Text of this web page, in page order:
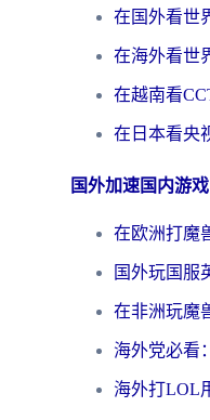
国外加速国内游戏